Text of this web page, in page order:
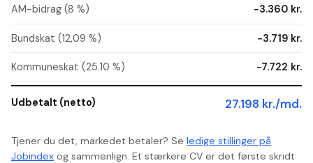
AM-bidrag (8 %) −3.360 kr.
Bundskat (12,09 %) −3.719 kr.
Kommuneskat (25.10 %) −7.722 kr.
Udbetalt (netto) 27.198 kr./md.
Tjener du det, markedet betaler? Se ledige stillinger på
Jobindex og sammenlign. Et stærkere CV er det første skridt